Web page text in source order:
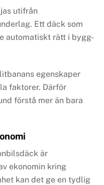
utifrån
Ett däck som
automatiskt rätt i bygg-
egenskaper
faktorer. Därför
förstå mer än bara
är
ekonomin kring
kan det ge en tydlig